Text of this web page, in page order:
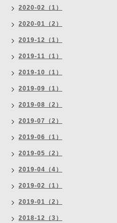
2020-02（1）
2020-01（2）
2019-12（1）
2019-11（1）
2019-10（1）
2019-09（1）
2019-08（2）
2019-07（2）
2019-06（1）
2019-05（2）
2019-04（4）
2019-02（1）
2019-01（2）
2018-12（3）